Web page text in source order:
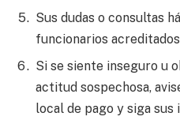
Sus dudas o consultas
funcionarios
Si se siente inseguro u
actitud sospechosa,
local de pago y siga sus